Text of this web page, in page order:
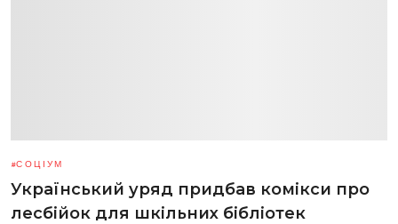
СОЦІУМ
Український уряд придбав комікси про
лесбійок для шкільних бібліотек